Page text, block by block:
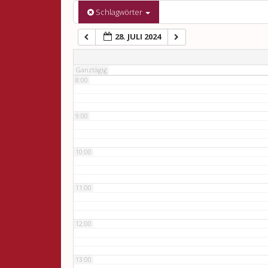
Schlagwörter
28. JULI 2024
Ganztägig
6:00
7:00
8:00
9:00
10:00
11:00
12:00
13:00